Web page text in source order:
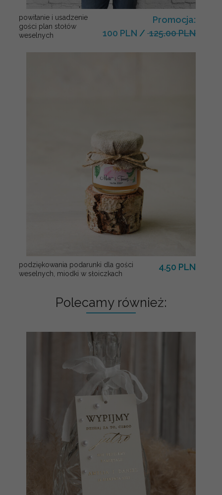
powitanie i usadzenie
gości plan stołów
weselnych
Promocja:
100 PLN / 125.00 PLN
podziękowania podarunki dla gości
weselnych, miodki w słoiczkach
4.50 PLN
Polecamy również: